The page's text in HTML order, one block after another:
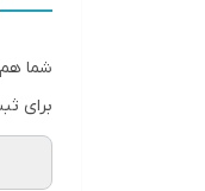
شما هم
برای